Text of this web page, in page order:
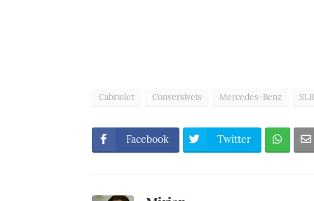
Cabriolet Conversíveis Mercedes-Benz SLR
Facebook Twitter